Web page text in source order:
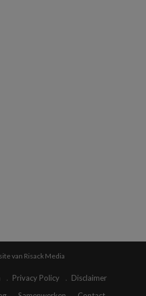
van Risack Media
Privacy Policy
Disclaimer